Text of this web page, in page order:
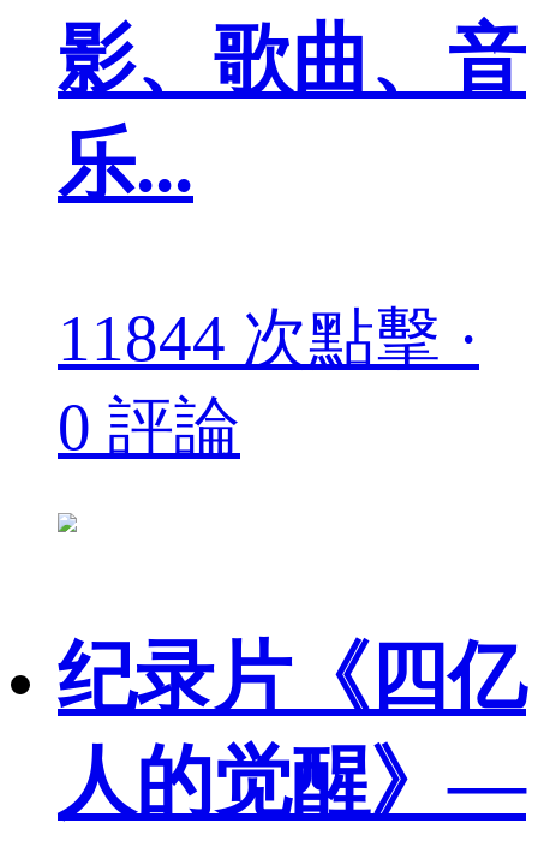
影、歌曲、音
乐...
11844 次點擊 ·
0 評論
纪录片《四亿
人的觉醒》—